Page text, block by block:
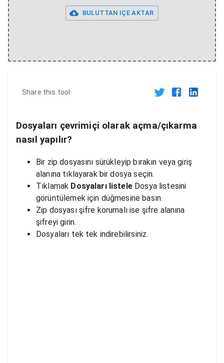
BULUTTAN IÇE AKTAR
Share this tool:
Dosyaları çevrimiçi olarak açma/çıkarma
nasıl yapılır?
Bir zip dosyasını sürükleyip bırakın veya giriş
alanına tıklayarak bir dosya seçin.
Tıklamak Dosyaları listeleDosya listesini
görüntülemek için düğmesine basın.
Zip dosyası şifre korumalı ise şifre alanına
şifreyi girin.
Dosyaları tek tek indirebilirsiniz.